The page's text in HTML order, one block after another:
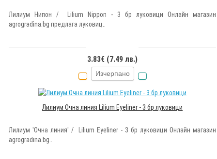
Лилиум Нипон / Lilium Nippon - 3 бр луковици Онлайн магазин
agrogradina.bg предлага луковиц..
3.83€ (7.49 лв.)
Изчерпано
Лилиум Очна линия Lilium Eyeliner - 3 бр луковици
Лилиум 'Очна линия' / Lilium Eyeliner - 3 бр луковици Онлайн магазин
agrogradina.bg..